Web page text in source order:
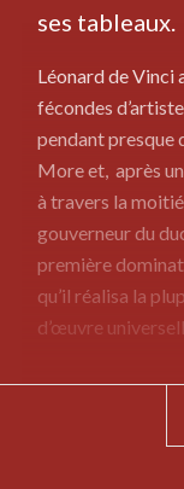
ses tableaux.
Léonard de Vinci
fécondes
pendant presque
More et, après
à travers la
gouverneur du
première
qu’il réalisa la
d’œuvre